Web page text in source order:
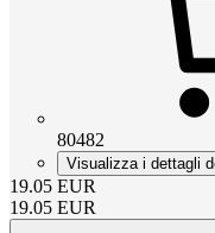
80482
Visualizza i dettagli
19.05 EUR
19.05 EUR